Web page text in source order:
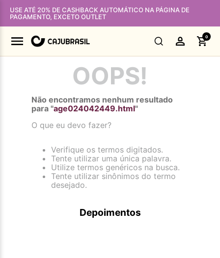
USE ATÉ 20% DE CASHBACK AUTOMÁTICO NA PÁGINA DE
PAGAMENTO, EXCETO OUTLET
0
OOPS!
Não encontramos nenhum resultado
para "age024042449.html"
O que eu devo fazer?
Verifique os termos digitados.
Tente utilizar uma única palavra.
Utilize termos genéricos na busca.
Tente utilizar sinônimos do termo
desejado.
Depoimentos